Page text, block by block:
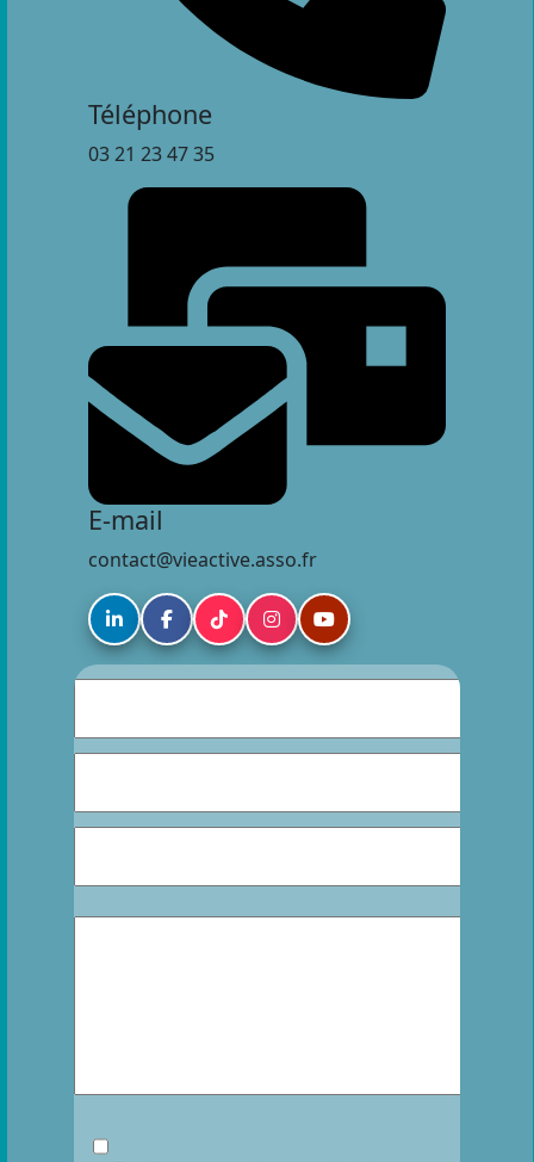
Téléphone
03 21 23 47 35
E-mail
contact@vieactive.asso.fr